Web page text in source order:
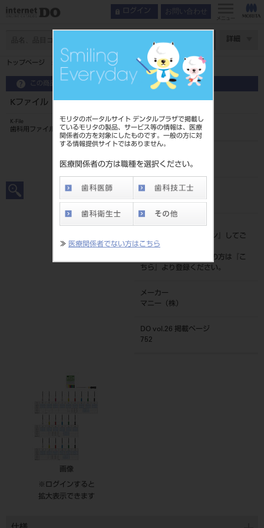
モリタのポータルサイト デンタルプラザで掲載し
ているモリタの製品、サービス等の情報は、医療
関係者の方を対象にしたものです。一般の方に対
する情報提供サイトではありません。
医療関係者の方は職種を選択ください。
≫ 医療関係者でない方はこちら
ログイン お問い合わせ
メニュー
詳細
トップページ Kファイル 28mm 6入 ＃08
この商品に関するお問い合わせ
Kファイル 28mm 6入 ＃08
K-File
歯科用ファイル
20239005808
JAN/EANコード
標準価格
ログイン
』してご
覧ください。
ネット会員登録がまだの方は『
こ
ちら
』より登録ください。
メーカー
マニー（株）
DO vol.26 掲載ページ
752
画像
※ログインすると
拡大表示できます